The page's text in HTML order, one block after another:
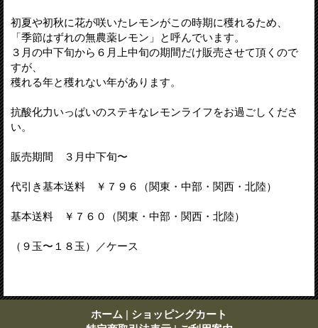
初夏や初秋に花が咲いたレモンがこの時期に穫れるため、
「季節はずれの無農薬レモン」と呼んでいます。
３月の中下旬から６月上中旬の期間だけ販売させて頂くので
すが、
穫れる年と穫れない年があります。
抗酸化力いっぱいのステキなレモンライフをお過ごしくださ
い。
販売期間 ３月中下旬〜
代引き基本送料 ￥７９６（関東・中部・関西・北陸）
基本送料 ￥７６０（関東・中部・関西・北陸）
（９玉〜１８玉）／ケース
ホーム | ショッピングカート